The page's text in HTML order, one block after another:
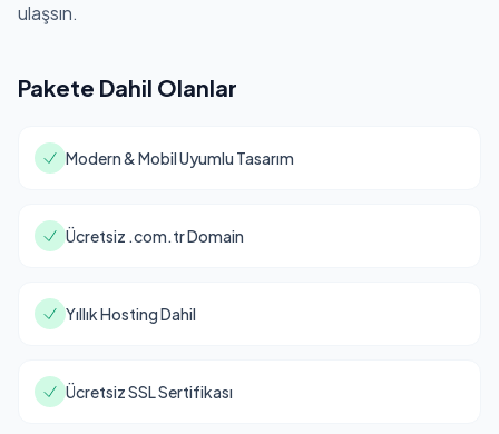
ulaşsın.
Pakete Dahil Olanlar
Modern & Mobil Uyumlu Tasarım
Ücretsiz .com.tr Domain
Yıllık Hosting Dahil
Ücretsiz SSL Sertifikası